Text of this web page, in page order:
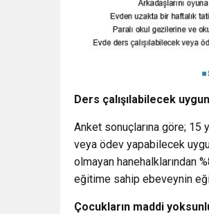
Ders çalışılabilecek
Anket sonuçlarına göre; 15
veya ödev yapabilecek
olmayan hanehalklarından
eğitime sahip ebeveynin
Çocukların maddi